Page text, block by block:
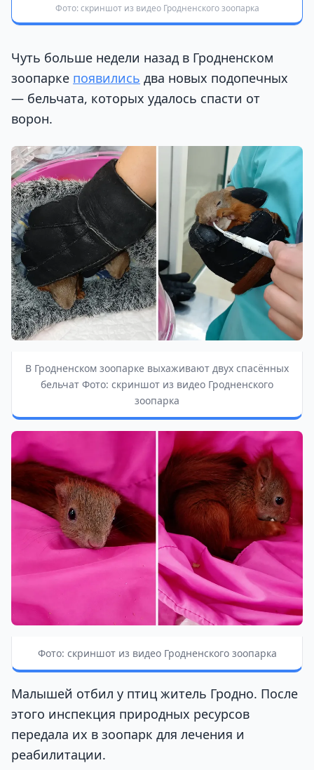
Фото: скриншот из видео Гродненского зоопарка
Чуть больше недели назад в Гродненском
зоопарке появились два новых подопечных
— бельчата, которых удалось спасти от
ворон.
В Гродненском зоопарке выхаживают двух спасённых
бельчат Фото: скриншот из видео Гродненского
зоопарка
Фото: скриншот из видео Гродненского зоопарка
Малышей отбил у птиц житель Гродно. После
этого инспекция природных ресурсов
передала их в зоопарк для лечения и
реабилитации.